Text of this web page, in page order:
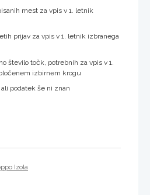
mest za vpis v 1. letnik
prijav za vpis v 1. letnik izbranega
število točk, potrebnih za vpis v 1.
izbirnem krogu
podatek še ni znan
Izola